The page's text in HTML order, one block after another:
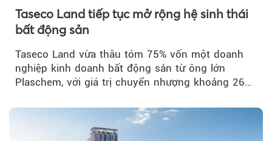
Taseco Land tiếp tục mở rộng hệ sinh thái
bất động sản
Taseco Land vừa thâu tóm 75% vốn một doanh
nghiệp kinh doanh bất động sản từ ông lớn
Plaschem, với giá trị chuyển nhượng khoảng 262